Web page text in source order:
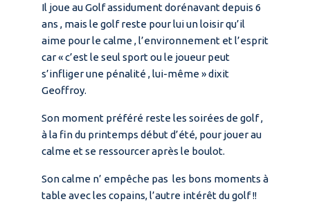
Il joue au Golf assidument dorénavant depuis 6
ans , mais le golf reste pour lui un loisir qu’il
aime pour le calme , l’environnement et l’esprit
car « c’est le seul sport ou le joueur peut
s’infliger une pénalité , lui-même » dixit
Geoffroy.
Son moment préféré reste les soirées de golf ,
à la fin du printemps début d’été, pour jouer au
calme et se ressourcer après le boulot.
Son calme n’ empêche pas les bons moments à
table avec les copains, l’autre intérêt du golf !!